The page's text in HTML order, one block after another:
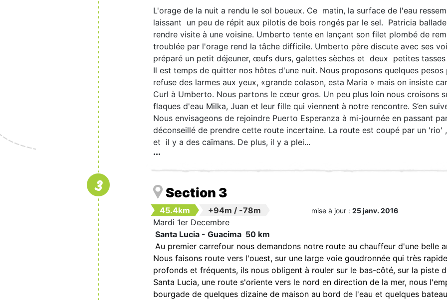
L'orage de la nuit a rendu le sol boueux. Ce matin, la surface de l'eau
laissant un peu de répit aux pilotis de bois rongés par le sel. Patricia
rendre visite à une voisine. Umberto tente en lançant son filet plombé de
troublée par l'orage rend la tâche difficile. Umberto père discute avec ses
préparé un petit déjeuner, œufs durs, galettes sèches et deux petites
Il est temps de quitter nos hôtes d'une nuit. Nous proposons quelques
refuse des larmes aux yeux, «grande colason, esta Maria » mais on insiste
Curl à Umberto. Nous partons le cœur gros. Un peu plus loin nous croisons
flaques d'eau Milka, Juan et leur fille qui viennent à notre rencontre. S’en
Nous envisageons de rejoindre Puerto Esperanza à mi-journée en passant
déconseillé de prendre cette route incertaine. La route est coupé par un
et il y a des caïmans. De plus, il y a plei...
3 Section 3
45.4km +94m / -78m mise à jour : 25 janv. 2016
Mardi 1er Decembre
Santa Lucia - Guacima 50 km
Au premier carrefour nous demandons notre route au chauffeur d'une belle
Nous faisons route vers l'ouest, sur une large voie goudronnée qui très
profonds et fréquents, ils nous obligent à rouler sur le bas-côté, sur la piste
Santa Lucia, une route s'oriente vers le nord en direction de la mer, nous
bourgade de quelques dizaine de maison au bord de l'eau et quelques